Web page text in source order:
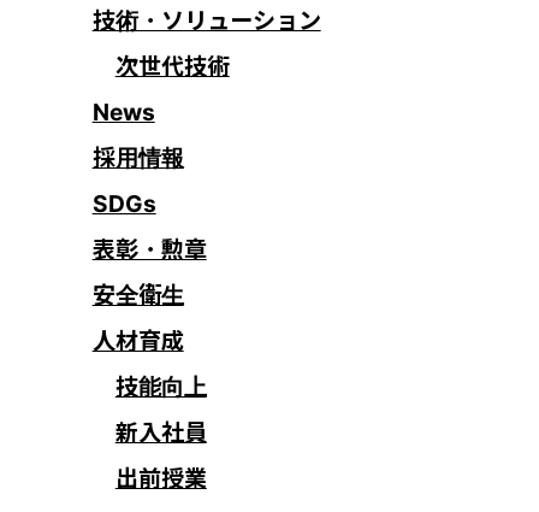
技術・ソリューション
次世代技術
News
採用情報
SDGs
表彰・勲章
安全衛生
人材育成
技能向上
新入社員
出前授業